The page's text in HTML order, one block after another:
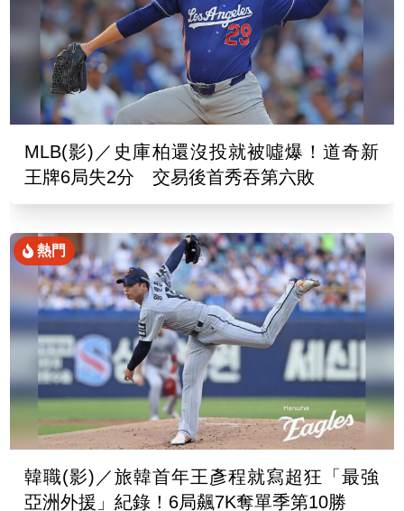
MLB(影)／史庫柏還沒投就被噓爆！道奇新
王牌6局失2分 交易後首秀吞第六敗
熱門
韓職(影)／旅韓首年王彥程就寫超狂「最強
亞洲外援」紀錄！6局飆7K奪單季第10勝